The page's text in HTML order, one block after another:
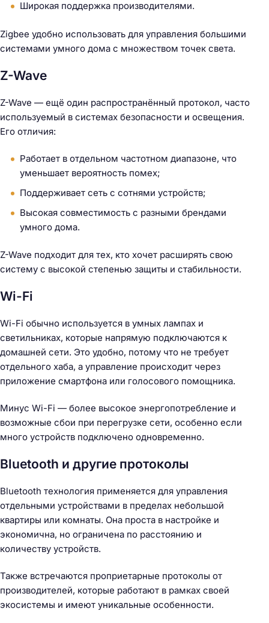
Широкая поддержка производителями.
Zigbee удобно использовать для управления большими
системами умного дома с множеством точек света.
Z-Wave
Z-Wave — ещё один распространённый протокол, часто
используемый в системах безопасности и освещения.
Его отличия:
Работает в отдельном частотном диапазоне, что
уменьшает вероятность помех;
Поддерживает сеть с сотнями устройств;
Высокая совместимость с разными брендами
умного дома.
Z-Wave подходит для тех, кто хочет расширять свою
систему с высокой степенью защиты и стабильности.
Wi-Fi
Wi-Fi обычно используется в умных лампах и
светильниках, которые напрямую подключаются к
домашней сети. Это удобно, потому что не требует
отдельного хаба, а управление происходит через
приложение смартфона или голосового помощника.
Минус Wi-Fi — более высокое энергопотребление и
возможные сбои при перегрузке сети, особенно если
много устройств подключено одновременно.
Bluetooth и другие протоколы
Bluetooth технология применяется для управления
отдельными устройствами в пределах небольшой
квартиры или комнаты. Она проста в настройке и
экономична, но ограничена по расстоянию и
количеству устройств.
Также встречаются проприетарные протоколы от
производителей, которые работают в рамках своей
экосистемы и имеют уникальные особенности.
й
и
: